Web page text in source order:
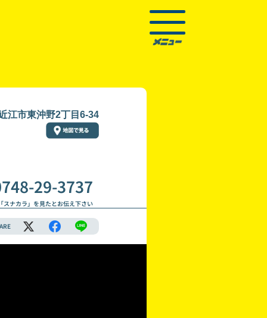
江市東沖野2丁目6-34
29-3737
スナカラ」を見たとお伝え下さい